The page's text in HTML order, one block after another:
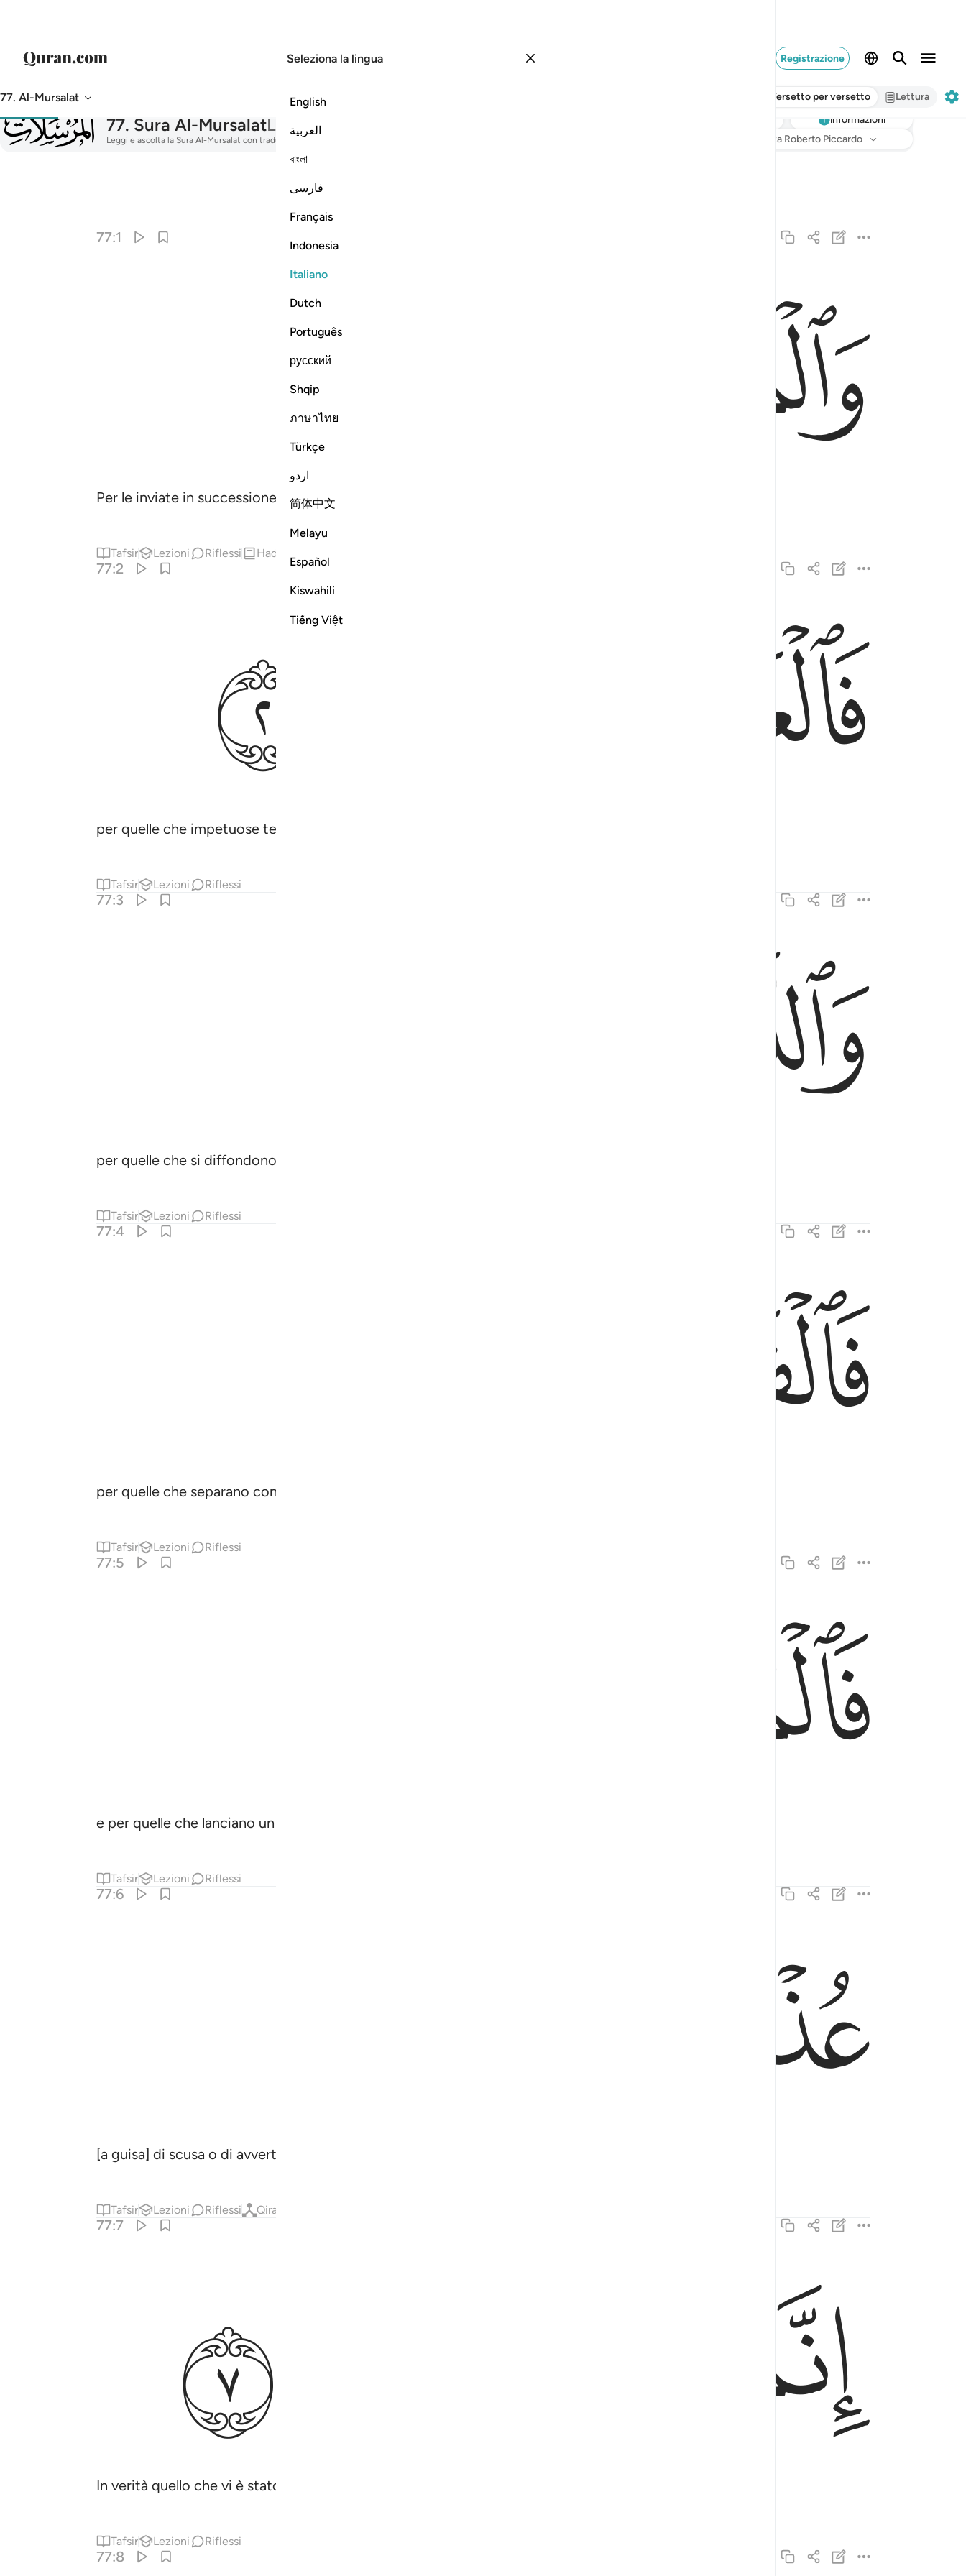
Registrazione
Seleziona la lingua
English
العربية
বাংলা
فارسی
Français
Indonesia
Italiano
Dutch
Português
русский
Shqip
ภาษาไทย
Türkçe
اردو
简体中文
Melayu
Español
Kiswahili
Tiếng Việt
77. Al-Mursalat Versetto per versetto Lettura
77. Sura Al-MursalatLe Inviate
Leggi e ascolta la Sura Al-Mursalat con traduzione, tafsir, recitazione audio, significato parola per parola e traslitterazione.
informazioni
: Hamza Roberto Piccardo
77:1
وَٱلْمُرْسَلَـٰتِ عُرْفًۭا ١
ﲁ ﲃ
Per le inviate in successione ,
Tafsir Lezioni Riflessi Hadith
77:2
فَٱلْعَـٰصِفَـٰتِ عَصْفًۭا ٢
ﲄ ﲆ
per quelle che impetuose tempestano,
Tafsir Lezioni Riflessi
77:3
وَٱلنَّـٰشِرَٰتِ نَشْرًۭا ٣
ﲇ
per quelle che si diffondono ampie,
Tafsir Lezioni Riflessi
77:4
فَٱلْفَـٰرِقَـٰتِ فَرْقًۭا ٤
ﲊ
per quelle che separano con esattezza
Tafsir Lezioni Riflessi
77:5
فَٱلْمُلْقِيَـٰتِ ذِكْرًا ٥
ﲍ
e per quelle che lanciano un monito
Tafsir Lezioni Riflessi
77:6
ﲐ
[a guisa] di scusa o di avvertimento!
Tafsir Lezioni Riflessi Qiraat
77:7
إِنَّمَا تُوعَدُونَ لَوَٰقِعٌۭ ٧
ﲔ ﲗ
In verità quello che vi è stato promesso avverrà,
Tafsir Lezioni Riflessi
77:8